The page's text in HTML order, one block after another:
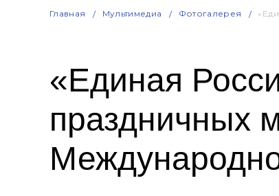
Главная Мультимедиа Фотогалерея
«Единая
праздничных